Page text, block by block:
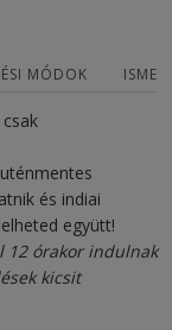
MÓDOK
és indiai
együtt!
12 órakor indulnak
kicsit